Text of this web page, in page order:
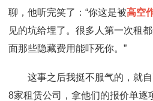
聊，他听完笑了：“你这是被高空
见的坑给埋了。很多人第一次租
面那些隐藏费用能吓死你。”
这事之后我挺不服气的，就
8家租赁公司，拿他们的报价单逐